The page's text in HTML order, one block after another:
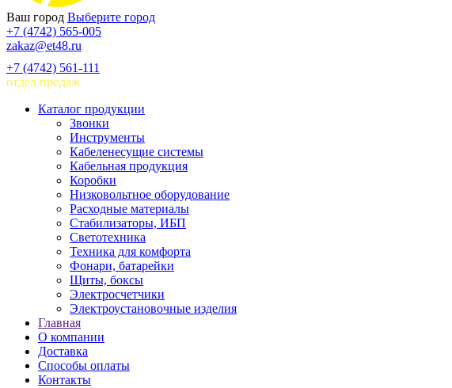
Ваш город Выберите город
+7 (4742) 565-005
zakaz@et48.ru
+7 (4742) 561-111
отдел продаж
Каталог продукции
Звонки
Инструменты
Кабеленесущие системы
Кабельная продукция
Коробки
Низковольтное оборудование
Расходные материалы
Стабилизаторы, ИБП
Светотехника
Техника для комфорта
Фонари, батарейки
Щиты, боксы
Электросчетчики
Электроустановочные изделия
Главная
О компании
Доставка
Способы оплаты
Контакты